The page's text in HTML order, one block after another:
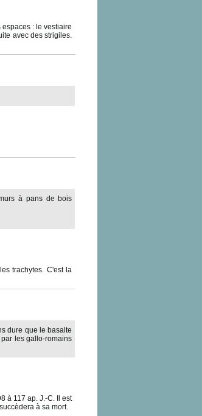
: le vestiaire
avec des strigiles.
à pans de bois
trachytes. C'est la
dure que le basalte
les gallo-romains
à 117 ap. J.-C. Il est
à sa mort.